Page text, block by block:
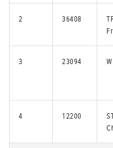
2 36408
3 23094
4 12200